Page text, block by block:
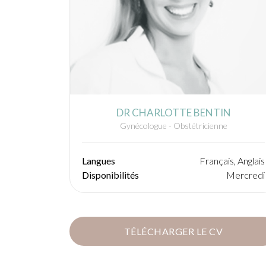
DR CHARLOTTE BENTIN
Gynécologue - Obstétricienne
Langues
Français, Anglais
Disponibilités
Mercredi
TÉLÉCHARGER LE CV